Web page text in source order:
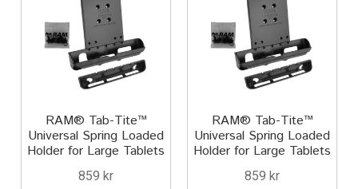
TILL FÖRETAG
Gun Holster
Monitor
Printer
RAM® Tab-Tite™
Universal Spring Loaded
Holder for Large Tablets
859 kr
RAM® Tab-Tite™
Universal Spring Loaded
Holder for Large Tablets
859 kr